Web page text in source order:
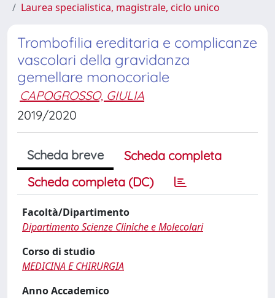
Laurea specialistica, magistrale, ciclo unico
Trombofilia ereditaria e complicanze
vascolari della gravidanza
gemellare monocoriale
CAPOGROSSO, GIULIA
2019/2020
Scheda breve
Scheda completa
Scheda completa (DC)
Facoltà/Dipartimento
Dipartimento Scienze Cliniche e Molecolari
Corso di studio
MEDICINA E CHIRURGIA
Anno Accademico